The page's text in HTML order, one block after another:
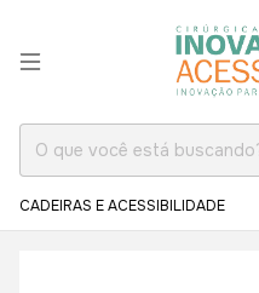
CADEIRAS E ACESSIBILIDADE